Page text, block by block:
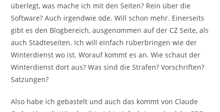
überlegt, was mache ich mit den Seiten? Rein über die
Software? Auch irgendwie öde. Will schon mehr. Einerseits
gibt es den Blogbereich, ausgenommen auf der CZ Seite, als
auch Städteseiten. Ich will einfach rüberbringen wie der
Winterdienst wo ist. Worauf kommt es an. Wie schaut der
Winterdienst dort aus? Was sind die Strafen? Vorschriften?
Satzungen?
Also habe ich gebastelt und auch das kommt von Claude